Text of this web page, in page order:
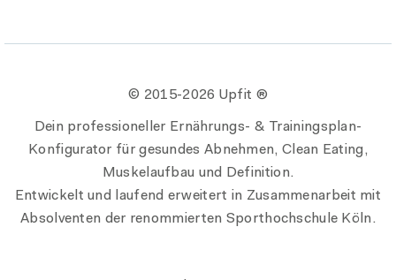
© 2015-2026 Upfit ®
Dein professioneller Ernährungs- & Trainingsplan-
Konfigurator für gesundes Abnehmen, Clean Eating,
Muskelaufbau und Definition.
Entwickelt und laufend erweitert in Zusammenarbeit mit
Absolventen der renommierten Sporthochschule Köln.